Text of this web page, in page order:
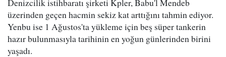
Denizcilik istihbaratı şirketi Kpler, Babu'l Mendeb
üzerinden geçen hacmin sekiz kat arttığını tahmin ediyor.
Yenbu ise 1 Ağustos'ta yükleme için beş süper tankerin
hazır bulunmasıyla tarihinin en yoğun günlerinden birini
yaşadı.